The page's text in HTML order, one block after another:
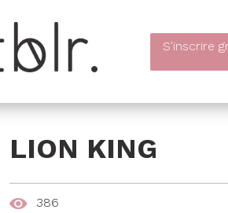
S'inscrire
LION KING
386